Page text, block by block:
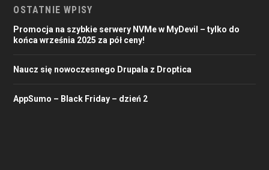
OSTATNIE WPISY
Promocja na szybkie serwery NVMe w MyDevil – tylko do
końca września 2025 za pół ceny!
Naucz się nowoczesnego Drupala z Droptica
AppSumo – Black Friday – dzień 2